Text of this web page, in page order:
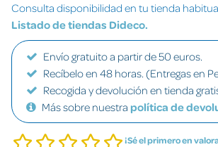
Consulta disponibilidad en tu tienda
Listado de tiendas Dideco.
Envío gratuito a partir de 50 euros.
Recíbelo en 48 horas. (Entregas en
Recogida y devolución en tienda
Más sobre nuestra política de
¡Sé el primero en